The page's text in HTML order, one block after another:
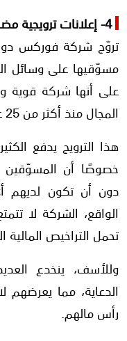
4- إعلانات ترويجية مضللة لاستقطاب الضحايا
مسوّقيها على وسائل
على أنها شركة قوية
المجال منذ أكثر من 25 عامًا.
هذا الترويج يدفع
خصوصًا أن المسوّقين
دون أن تكون لديهم
الواقع، الشركة لا
تحمل التراخيص
وللأسف، ينخدع
الدعاية، مما يعرضهم
رأس مالهم.